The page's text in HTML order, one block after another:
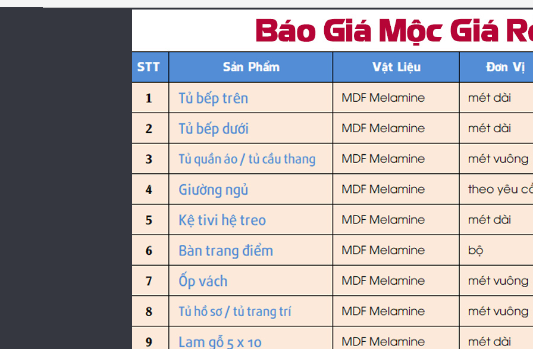
ngày càng trở nên phổ biến. Nếu bạn
đang tìm kiếm giải pháp để tạo nên một
không gian bếp đẹp mắt và tiện dụng,
bài viết này sẽ cung cấp cho bạn những
thông tin hữu ích về việc đóng tủ bếp
tại Quận 2.
quan trọng trong việc tạo nên vẻ đẹp
thẩm mỹ cho ngôi nhà. Với nhu cầu
ngày càng cao về thiết kế và thi công tủ
bếp, các dịch vụ đóng tủ bếp tại Quận 1
đang ngày càng phát triển mạnh mẽ và
đa dạng.